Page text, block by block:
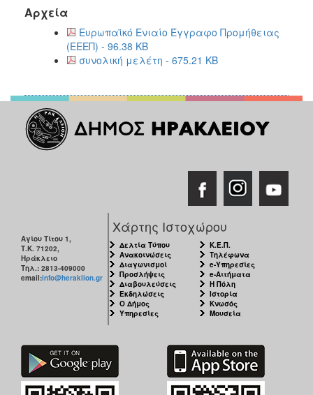
Αρχεία
Ευρωπαϊκό Ενιαίο Έγγραφο Προμήθειας
(ΕΕΕΠ) - 96.38 KB
συνολική μελέτη - 675.21 KB
Αγίου Τίτου 1,
Τ.Κ. 71202,
Ηράκλειο
Τηλ.: 2813-409000
email:info@heraklion.gr
Χάρτης Ιστοχώρου
Δελτία Τύπου
Ανακοινώσεις
Διαγωνισμοί
Προσλήψεις
Διαβουλεύσεις
Εκδηλώσεις
Ο Δήμος
Υπηρεσίες
Κ.Ε.Π.
Τηλέφωνα
e-Υπηρεσίες
e-Αιτήματα
Η Πόλη
Ιστορία
Κνωσός
Μουσεία